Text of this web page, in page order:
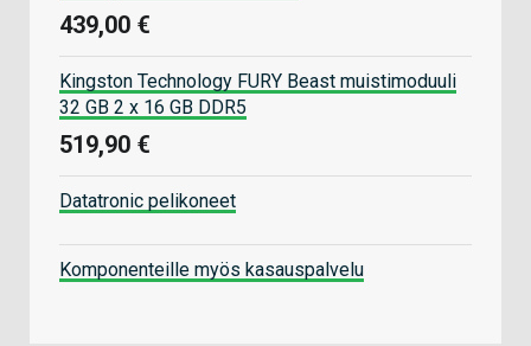
439,00 €
Kingston Technology FURY Beast muistimoduuli
32 GB 2 x 16 GB DDR5
519,90 €
Datatronic pelikoneet
Komponenteille myös kasauspalvelu